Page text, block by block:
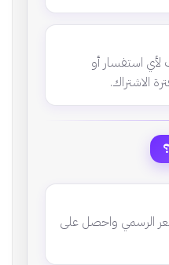
لأي استفسار أو
الاشتراك.
الرسمي واحصل على